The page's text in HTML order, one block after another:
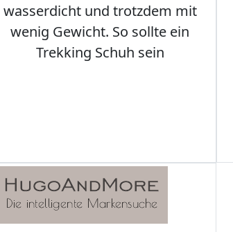
wasserdicht und trotzdem mit
wenig Gewicht. So sollte ein
Trekking Schuh sein